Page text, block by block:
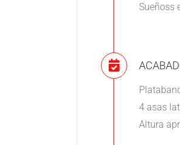
Sueñoss
4 asas
Altura